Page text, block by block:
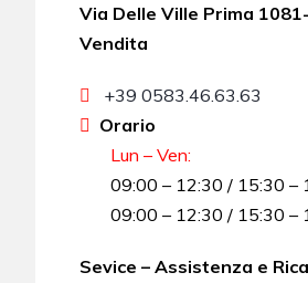
Via Delle Ville Prima
Vendita
+39 0583.46.63.63
Orario
Lun – Ven:
09:00 – 12:30 / 15:30 –
09:00 – 12:30 / 15:30 –
Sevice – Assistenza e